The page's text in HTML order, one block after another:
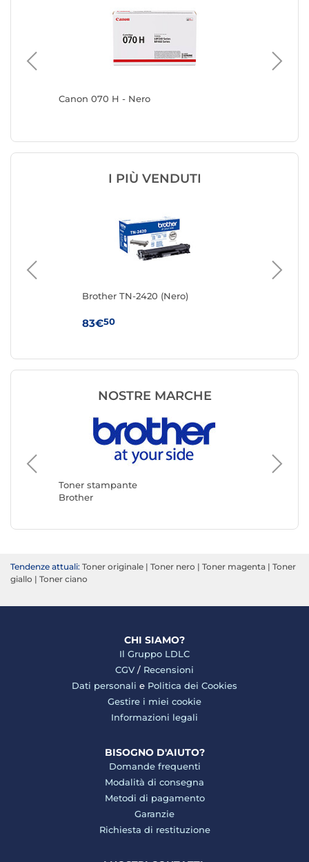
Canon 070 H - Nero
I PIÙ VENDUTI
Brother TN-2420 (Nero)
83€50
NOSTRE MARCHE
Toner stampante
Brother
Toner
Canon
Tendenze attuali: Toner originale | Toner nero | Toner magenta | Toner
giallo | Toner ciano
CHI SIAMO?
Il Gruppo LDLC
CGV / Recensioni
Dati personali e Politica dei Cookies
Gestire i miei cookie
Informazioni legali
BISOGNO D'AIUTO?
Domande frequenti
Modalità di consegna
Metodi di pagamento
Garanzie
Richiesta di restituzione